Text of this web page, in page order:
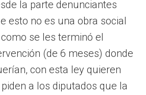
la parte denunciantes
esto no es una obra social
se les terminó el
(de 6 meses) donde
con esta ley quieren
a los diputados que la